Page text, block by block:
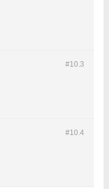
#10.3
#10.4